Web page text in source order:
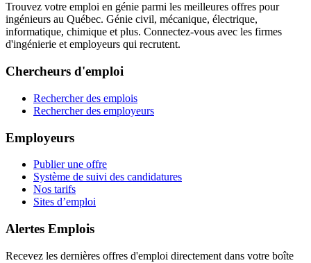
Trouvez votre emploi en génie parmi les meilleures offres pour
ingénieurs au Québec. Génie civil, mécanique, électrique,
informatique, chimique et plus. Connectez-vous avec les firmes
d'ingénierie et employeurs qui recrutent.
Chercheurs d'emploi
Rechercher des emplois
Rechercher des employeurs
Employeurs
Publier une offre
Système de suivi des candidatures
Nos tarifs
Sites d’emploi
Alertes Emplois
Recevez les dernières offres d'emploi directement dans votre boîte